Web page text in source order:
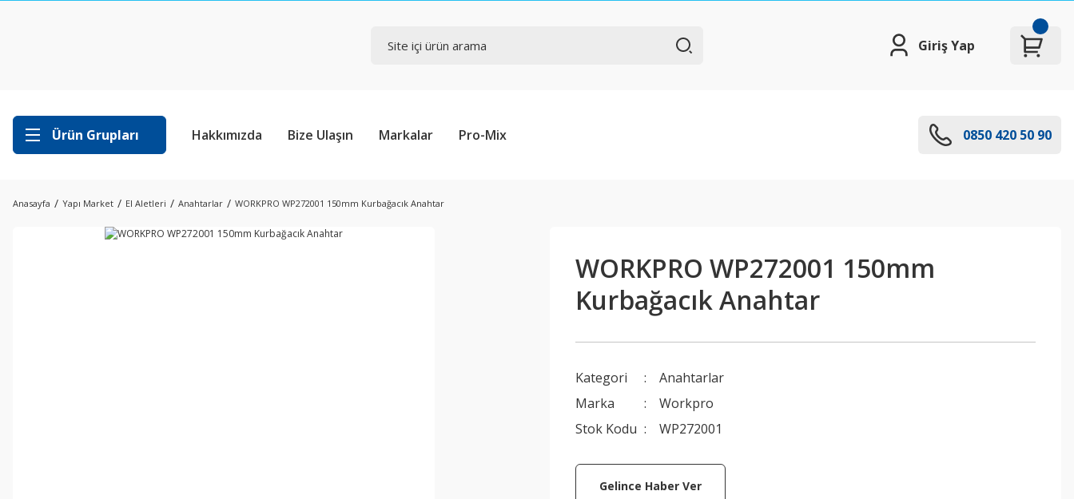
Giriş Yap
Ürün Grupları Hakkımızda Bize Ulaşın Markalar Pro-Mix 0850 420 50 90
Anasayfa Yapı Market El Aletleri Anahtarlar WORKPRO WP272001 150mm Kurbağacık Anahtar
WORKPRO WP272001 150mm
Kurbağacık Anahtar
Kategori
Anahtarlar
Marka
Workpro
Stok Kodu
WP272001
Gelince Haber Ver